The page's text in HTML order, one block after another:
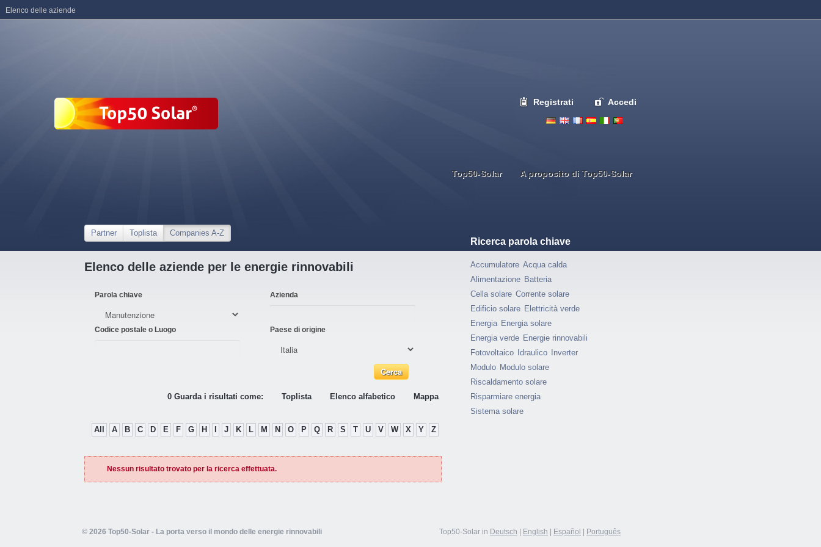
Registrati Accedi
Top50-Solar A proposito di Top50-Solar
Partner Toplista Companies A-Z
Elenco delle aziende per le energie rinnovabili
Parola chiave Azienda
Codice postale o Luogo Paese di origine
0 Guarda i risultati come: Toplista Elenco alfabetico Mappa
All A B C D E F G H J K L M N O P Q R S T U V W X Y Z
Nessun risultato trovato per la ricerca effettuata.
Ricerca parola chiave
Accumulatore Acqua calda
Alimentazione Batteria
Cella solare Corrente solare
Edificio solare Elettricità verde
Energia Energia solare
Energia verde Energie rinnovabili
Fotovoltaico
Idraulico
Inverter
Modulo Modulo solare
Riscaldamento solare
Risparmiare energia
Sistema solare
© 2026 Top50-Solar - La porta verso il mondo delle energie rinnovabili Top50-Solar in Deutsch English Español Português
Elenco delle aziende